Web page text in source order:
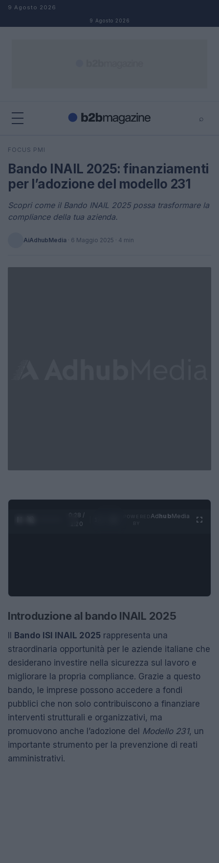
Salta al contenuto
9 Agosto 2026
9 Agosto 2026
⌕
Cerca
FOCUS PMI
Bando INAIL 2025: finanziamenti
per l’adozione del modello 231
Scopri come il Bando INAIL 2025 possa trasformare la
compliance della tua azienda.
AiAdhubMedia · 6 Maggio 2025 · 4 min
0:29 /
1:20
AdhubMedia
Introduzione al bando INAIL 2025
Bando ISI INAIL 2025 rappresenta una
straordinaria opportunità per le aziende italiane che
desiderano investire nella sicurezza sul lavoro e
migliorare la propria compliance. Grazie a questo
bando, le imprese possono accedere a fondi
pubblici che non solo contribuiscono a finanziare
interventi strutturali e organizzativi, ma
promuovono anche l’adozione del Modello 231, un
importante strumento per la prevenzione di reati
amministrativi.